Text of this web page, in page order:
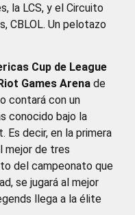
la LCS, y el Circuito
CBLOL. Un pelotazo
Cup de League
Games Arena de
contará con un
conocido bajo la
Es decir, en la primera
mejor de tres
del campeonato que
se jugará al mejor
llega a la élite